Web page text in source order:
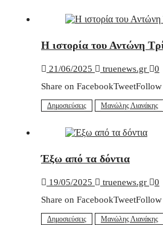
Η ιστορία του Αντώνη
21/06/2025 truenews.gr
0
Share on FacebookTweetFollow
Δημοσιεύσεις Μανώλης Λιανάκης
Έξω από τα δόντια
19/05/2025 truenews.gr
0
Share on FacebookTweetFollow
Δημοσιεύσεις Μανώλης Λιανάκης